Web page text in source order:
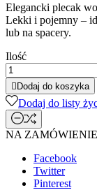
Elegancki plecak
Lekki i pojemny –
lub na spacery.
Ilość
 Dodaj do koszyka
Dodaj do listy
NA
Facebook
Twitter
Pinterest